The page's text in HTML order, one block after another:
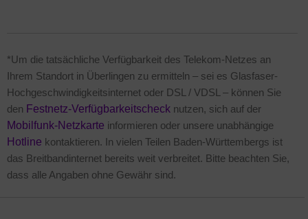
*Um die tatsächliche Verfügbarkeit des Telekom-Netzes an
Ihrem Standort in Überlingen zu ermitteln – sei es Glasfaser-
Hochgeschwindigkeitsinternet oder DSL / VDSL – können Sie
den Festnetz-Verfügbarkeitscheck nutzen, sich auf der
Mobilfunk-Netzkarte informieren oder unsere unabhängige
Hotline kontaktieren. In vielen Teilen Baden-Württembergs ist
das Breitbandinternet bereits weit verbreitet. Bitte beachten Sie,
dass alle Angaben ohne Gewähr sind.